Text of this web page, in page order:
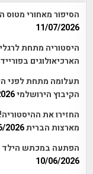
הסיפור מאחורי מטוס
11/07/2026
היסטוריה מתחת
הארכיאולוגים
תעלומה מתחת לפני
הקיבוץ הירושלמי
החזירו את
מארצות הברית2026
הפתעה במכתש הילד
10/06/2026